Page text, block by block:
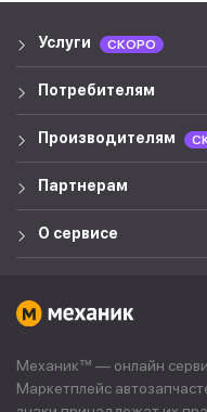
Услуги СКОРО
Потребителям
Производителям
Партнерам
О сервисе
Механик™ — онлайн
Маркетплейс